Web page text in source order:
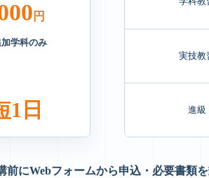
円
学科のみ
1日
実技教
進級
前にWebフォームから申込・必要書類